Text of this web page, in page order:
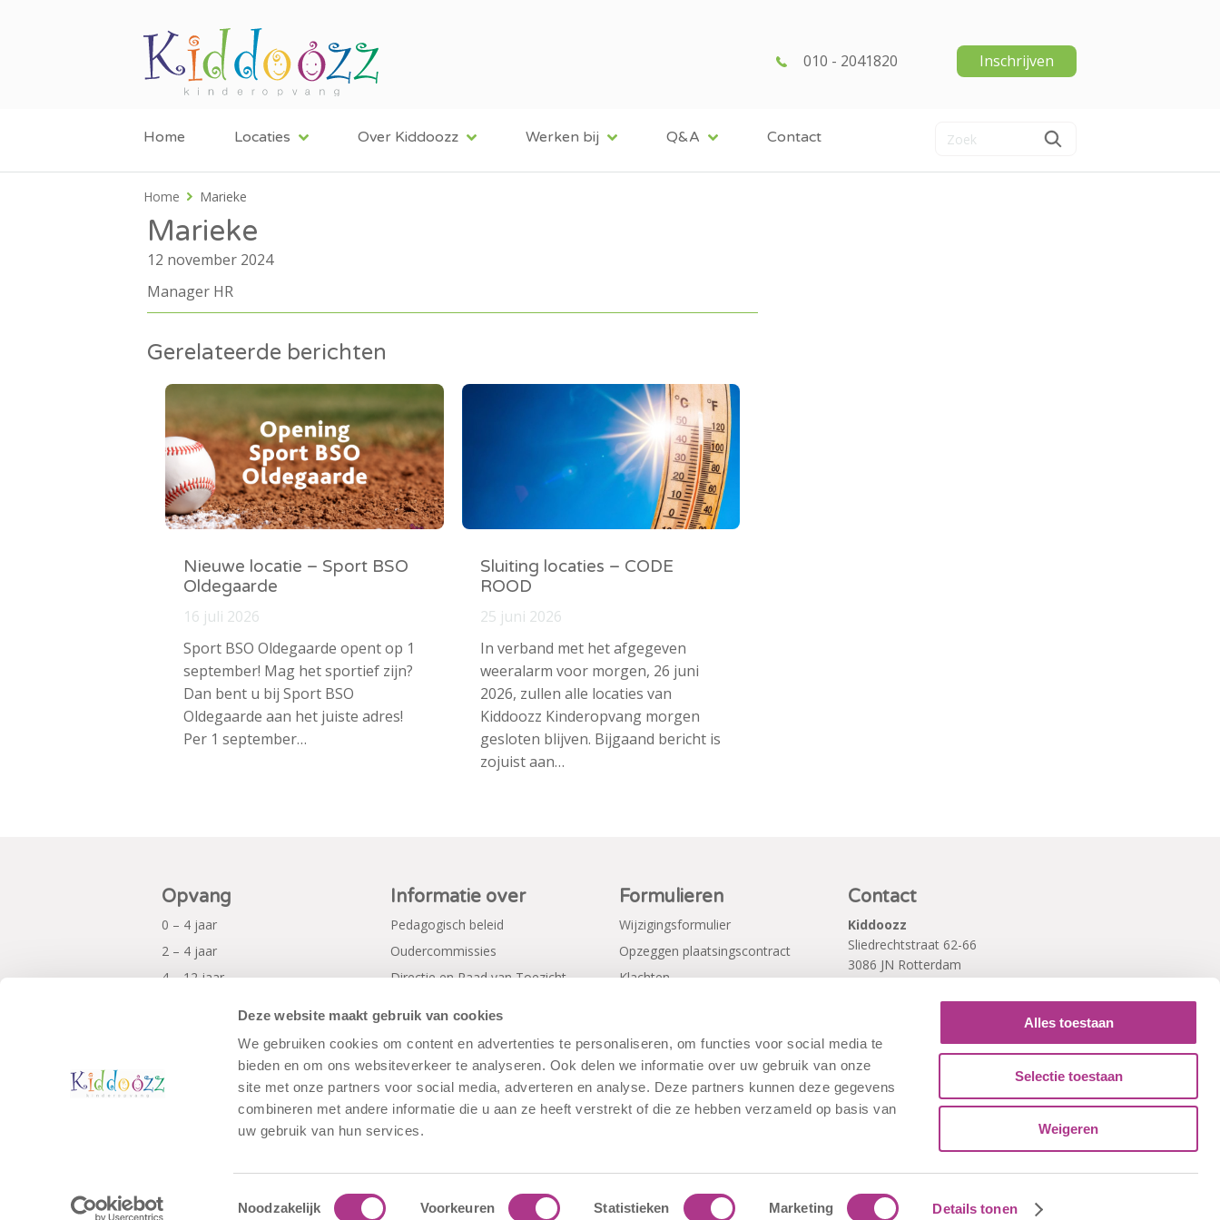
Deze website maakt gebruik van cookies
We gebruiken cookies om content en advertenties te personaliseren, om functies voor social media te
bieden en om ons websiteverkeer te analyseren. Ook delen we informatie over uw gebruik van onze
site met onze partners voor social media, adverteren en analyse. Deze partners kunnen deze gegevens
combineren met andere informatie die u aan ze heeft verstrekt of die ze hebben verzameld op basis van
uw gebruik van hun services.
Toestemmingsselectie
Noodzakelijk Voorkeuren Statistieken Marketing Details tonen
Alles toestaan
Selectie toestaan
Weigeren
010 - 2041820 Inschrijven
Home Locaties Over Kiddoozz Werken bij Q&A Contact
Home Marieke
Marieke
12 november 2024
Manager HR
Gerelateerde berichten
Nieuwe locatie – Sport BSO
Oldegaarde
16 juli 2026
Sport BSO Oldegaarde opent op 1
september! Mag het sportief zijn?
Dan bent u bij Sport BSO
Oldegaarde aan het juiste adres!
Per 1 september…
Sluiting locaties – CODE
ROOD
25 juni 2026
In verband met het afgegeven
weeralarm voor morgen, 26 juni
2026, zullen alle locaties van
Kiddoozz Kinderopvang morgen
gesloten blijven. Bijgaand bericht is
zojuist aan…
Opvang
0 – 4 jaar
2 – 4 jaar
4 – 12 jaar
Informatie over
Pedagogisch beleid
Oudercommissies
Directie en Raad van Toezicht
Formulieren
Wijzigingsformulier
Opzeggen plaatsingscontract
Klachten
Contact
Kiddoozz
Sliedrechtstraat 62-66
3086 JN Rotterdam
© Copyright - Kiddoozz Algemene Voorwaarden|Disclaimer | Cookiebeleid